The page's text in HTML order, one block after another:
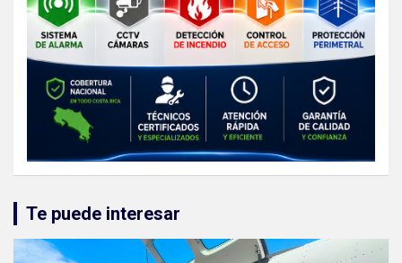
Te puede interesar